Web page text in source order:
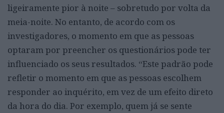
ligeiramente pior à noite – sobretudo por volta da
meia-noite. No entanto, de acordo com os
investigadores, o momento em que as pessoas
optaram por preencher os questionários pode ter
influenciado os seus resultados. “Este padrão pode
refletir o momento em que as pessoas escolhem
responder ao inquérito, em vez de um efeito direto
da hora do dia. Por exemplo, quem já se sente